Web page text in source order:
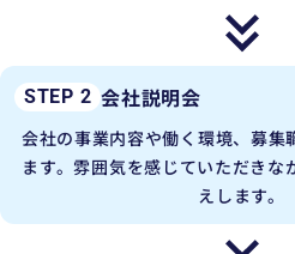
STEP 2 会社説明会
会社の事業内容や働く環境、募集
ます。雰囲気を感じていただきな
えします。